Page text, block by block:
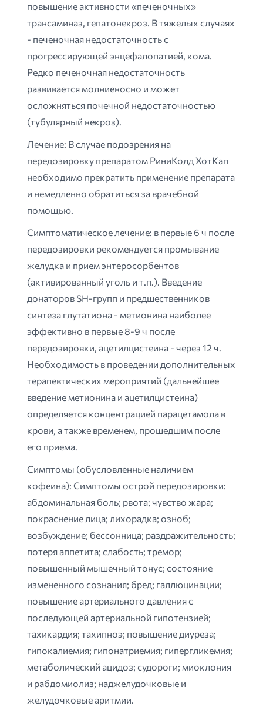
повышение активности «печеночных»
трансаминаз, гепатонекроз. В тяжелых случаях
- печеночная недостаточность с
прогрессирующей энцефалопатией, кома.
Редко печеночная недостаточность
развивается молниеносно и может
осложняться почечной недостаточностью
(тубулярный некроз).
Лечение: В случае подозрения на
передозировку препаратом РиниКолд ХотКап
необходимо прекратить применение препарата
и немедленно обратиться за врачебной
помощью.
Симптоматическое лечение: в первые 6 ч после
передозировки рекомендуется промывание
желудка и прием энтеросорбентов
(активированный уголь и т.п.). Введение
донаторов SH-групп и предшественников
синтеза глутатиона - метионина наиболее
эффективно в первые 8-9 ч после
передозировки, ацетилцистеина - через 12 ч.
Необходимость в проведении дополнительных
терапевтических мероприятий (дальнейшее
введение метионина и ацетилцистеина)
определяется концентрацией парацетамола в
крови, а также временем, прошедшим после
его приема.
Симптомы (обусловленные наличием
кофеина): Симптомы острой передозировки:
абдоминальная боль; рвота; чувство жара;
покраснение лица; лихорадка; озноб;
возбуждение; бессонница; раздражительность;
потеря аппетита; слабость; тремор;
повышенный мышечный тонус; состояние
измененного сознания; бред; галлюцинации;
повышение артериального давления с
последующей артериальной гипотензией;
тахикардия; тахипноэ; повышение диуреза;
гипокалиемия; гипонатриемия; гипергликемия;
метаболический ацидоз; судороги; миоклония
и рабдомиолиз; наджелудочковые и
желудочковые аритмии.